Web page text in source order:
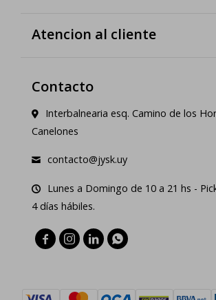
Atencion al cliente
Contacto
Interbalnearia esq. Camino de los
Canelones
contacto@jysk.uy
Lunes a Domingo de 10 a 21 hs -
4 días hábiles.
   